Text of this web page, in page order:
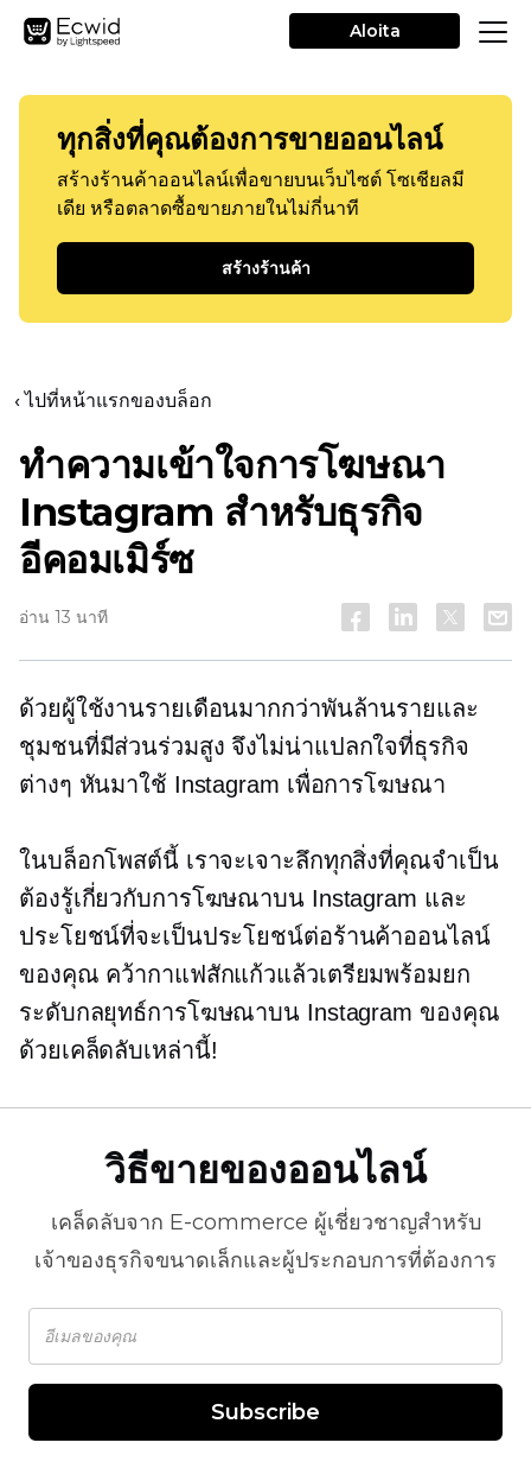
Aloita
ทุกสิ่งที่คุณต้องการขายออนไลน์
สร้างร้านค้าออนไลน์เพื่อขายบนเว็บไซต์ โซเชียลมี
เดีย หรือตลาดซื้อขายภายในไม่กี่นาที
สร้างร้านค้า
‹ ไปที่หน้าแรกของบล็อก
ทำความเข้าใจการโฆษณา
Instagram สำหรับธุรกิจ
อีคอมเมิร์ซ
อ่าน 13 นาที
ด้วยผู้ใช้งานรายเดือนมากกว่าพันล้านรายและ
ชุมชนที่มีส่วนร่วมสูง จึงไม่น่าแปลกใจที่ธุรกิจ
ต่างๆ หันมาใช้ Instagram เพื่อการโฆษณา
ในบล็อกโพสต์นี้ เราจะเจาะลึกทุกสิ่งที่คุณจำเป็น
ต้องรู้เกี่ยวกับการโฆษณาบน Instagram และ
ประโยชน์ที่จะเป็นประโยชน์ต่อร้านค้าออนไลน์
ของคุณ คว้ากาแฟสักแก้วแล้วเตรียมพร้อมยก
ระดับกลยุทธ์การโฆษณาบน Instagram ของคุณ
ด้วยเคล็ดลับเหล่านี้!
วิธีขายของออนไลน์
เคล็ดลับจาก E-commerce ผู้เชี่ยวชาญสำหรับ
เจ้าของธุรกิจขนาดเล็กและผู้ประกอบการที่ต้องการ
Subscribe